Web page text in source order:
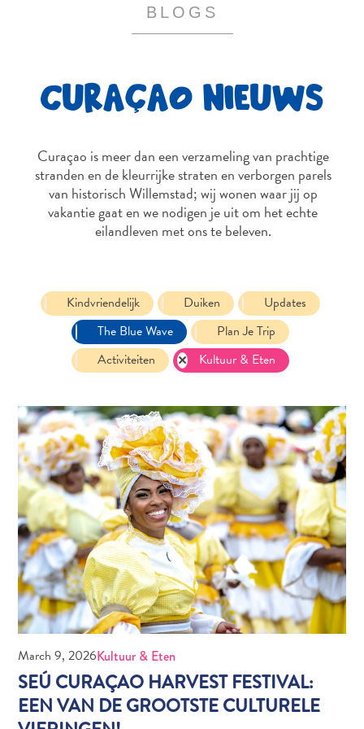
All-
inclusive
Appartementen
Hotels
en
Resorts
Vakantiewoningen
Plan
je
bezoek
BLOGS
CURAÇAO NIEUWS
Curaçao is meer dan een verzameling van prachtige
stranden en de kleurrijke straten en verborgen parels
van historisch Willemstad; wij wonen waar jij op
vakantie gaat en we nodigen je uit om het echte
eilandleven met ons te beleven.
Kindvriendelijk Duiken
Updates
The Blue Wave
Plan Je Trip
Activiteiten
Kultuur & Eten
March 9, 2026Kultuur & Eten
SEÚ CURAÇAO HARVEST FESTIVAL:
EEN VAN DE GROOTSTE CULTURELE